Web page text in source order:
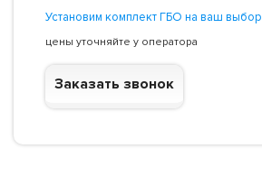
Установим комплект ГБО на ваш выбор
цены уточняйте у оператора
Заказать звонок